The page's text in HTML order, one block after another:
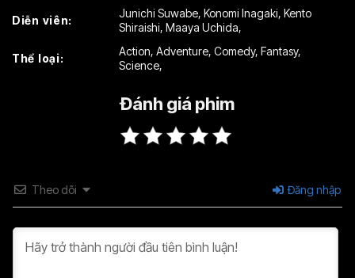
Diễn viên:
Junichi Suwabe, Konomi Inagaki, Kento
Shiraishi, Maaya Uchida,
Thể loại:
Action, Adventure, Comedy, Fantasy,
Science,
Đánh giá phim
Theo dõi Đăng nhập